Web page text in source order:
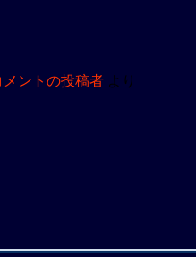
メントの投稿者 より